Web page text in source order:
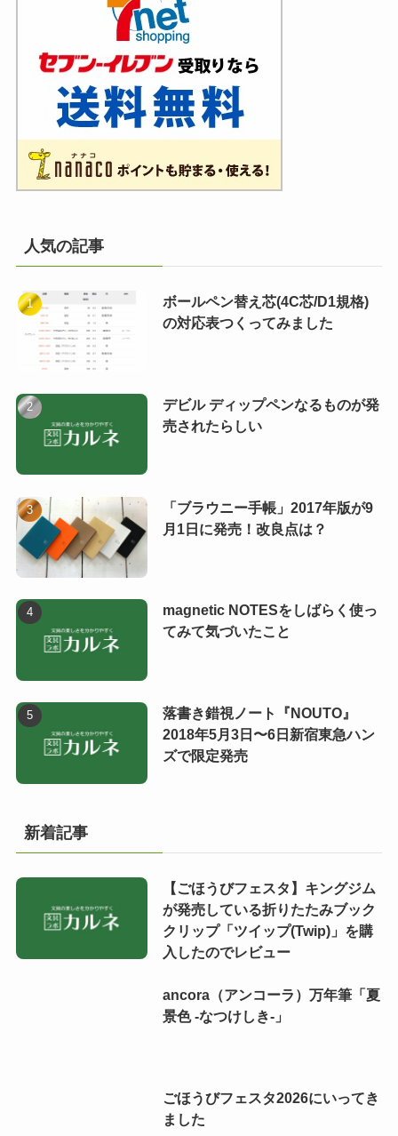
人気の記事
ボールペン替え芯(4C芯/D1規格)
の対応表つくってみました
デビル ディップペンなるものが発
売されたらしい
「ブラウニー手帳」2017年版が9
月1日に発売！改良点は？
magnetic NOTESをしばらく使っ
てみて気づいたこと
落書き錯視ノート『NOUTO』
2018年5月3日〜6日新宿東急ハン
ズで限定発売
新着記事
【ごほうびフェスタ】キングジム
が発売している折りたたみブック
クリップ「ツイップ(Twip)」を購
入したのでレビュー
ancora（アンコーラ）万年筆「夏
景色 -なつけしき-」
ごほうびフェスタ2026にいってき
ました